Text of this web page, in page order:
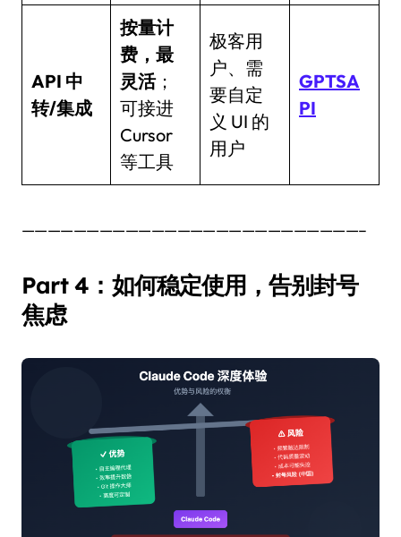
API 中
转/集成
按量计
费，最
灵活；
可接进
Cursor
等工具
极客用
户、需
要自定
义 UI 的
用户
GPTSA
PI
——————————————————————————–
Part 4：如何稳定使用，告别封号
焦虑